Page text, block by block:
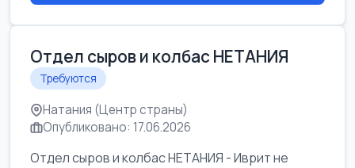
Отдел сыров и колбас НЕТАНИЯ
Требуются
Натания (Центр страны)
Опубликовано: 17.06.2026
Отдел сыров и колбас НЕТАНИЯ - Иврит не